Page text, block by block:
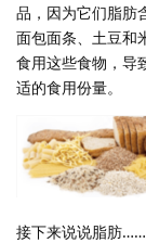
品，因为它们脂肪
面包面条、土豆和
食用这些食物，导
适的食用份量。
接下来说说脂肪